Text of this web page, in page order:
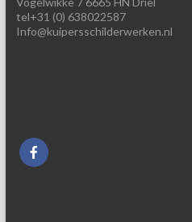
tel+31 (0) 638022587
Info@kuipersschilderwerken.nl